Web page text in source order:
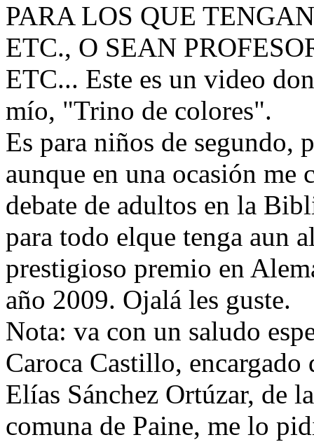
PARA LOS QUE
ETC., O SEAN
ETC... Este es un video
mío, "Trino de colores".
Es para niños de
aunque en una ocasión me
debate de adultos en la
para todo elque tenga aun
prestigioso premio en
año 2009. Ojalá les guste.
Nota: va con un saludo
Caroca Castillo,
Elías Sánchez Ortúzar, de
comuna de Paine, me lo